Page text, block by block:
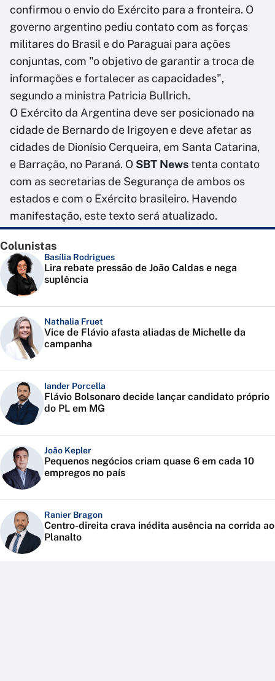
confirmou o envio do Exército para a fronteira. O
governo argentino pediu contato com as forças
militares do Brasil e do Paraguai para ações
conjuntas, com "o objetivo de garantir a troca de
informações e fortalecer as capacidades",
segundo a ministra Patricia Bullrich.
O Exército da Argentina deve ser posicionado na
cidade de Bernardo de Irigoyen e deve afetar as
cidades de Dionísio Cerqueira, em Santa Catarina,
e Barração, no Paraná. O SBT Newstenta contato
com as secretarias de Segurança de ambos os
estados e com o Exército brasileiro. Havendo
manifestação, este texto será atualizado.
Colunistas
Basília Rodrigues
Lira rebate pressão de João Caldas e nega
suplência
Nathalia Fruet
Vice de Flávio afasta aliadas de Michelle da
campanha
Iander Porcella
Flávio Bolsonaro decide lançar candidato próprio
do PL em MG
João Kepler
Pequenos negócios criam quase 6 em cada 10
empregos no país
Ranier Bragon
Centro-direita crava inédita ausência na corrida ao
Planalto